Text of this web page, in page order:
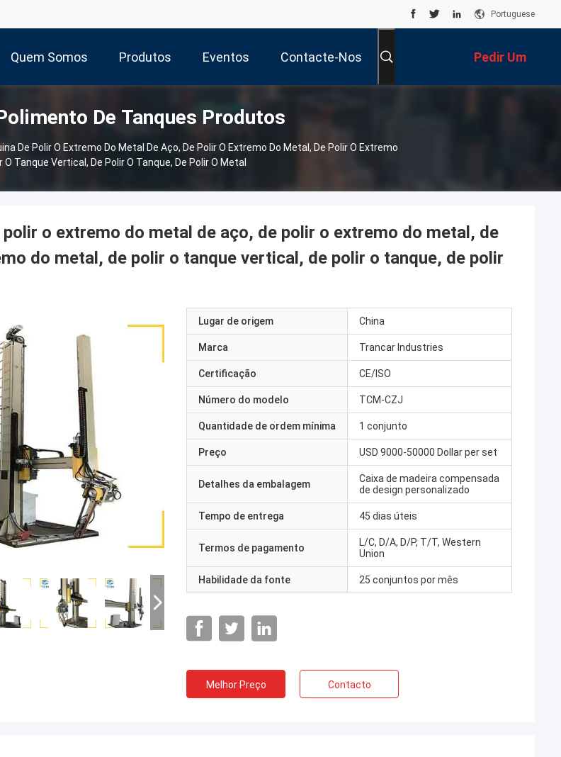
Portuguese
Quem Somos Produtos Eventos Contacte-Nos Pedir Um
Orçamento
De Tanques Produtos
De Polir O Extremo Do Metal De Aço, De Polir O Extremo Do Metal, De Polir O Extremo
O Tanque Vertical, De Polir O Tanque, De Polir O Metal
polir o extremo do metal de aço, de polir o extremo do metal, de
do metal, de polir o tanque vertical, de polir o tanque, de polir
Lugar de origem China
Marca Trancar Industries
Certificação CE/ISO
Número do modelo TCM-CZJ
Quantidade de ordem mínima 1 conjunto
Preço USD 9000-50000 Dollar per set
Detalhes da embalagem
Caixa de madeira compensada
de design personalizado
Tempo de entrega 45 dias úteis
Termos de pagamento
L/C, D/A, D/P, T/T, Western
Union
Habilidade da fonte 25 conjuntos por mês
Melhor Preço Contacto